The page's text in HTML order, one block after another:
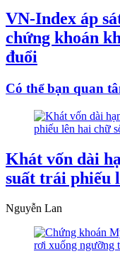
VN-Index áp
chứng khoán
đuổi
Có thể bạn quan
Khát vốn dài
suất trái phiếu
Nguyễn Lan